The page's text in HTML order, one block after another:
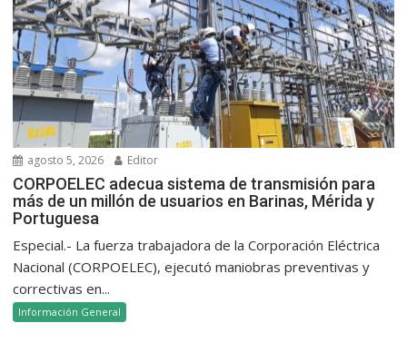
agosto 5, 2026 Editor
CORPOELEC adecua sistema de transmisión para
más de un millón de usuarios en Barinas, Mérida y
Portuguesa
Especial.- La fuerza trabajadora de la Corporación Eléctrica
Nacional (CORPOELEC), ejecutó maniobras preventivas y
correctivas en...
Información General